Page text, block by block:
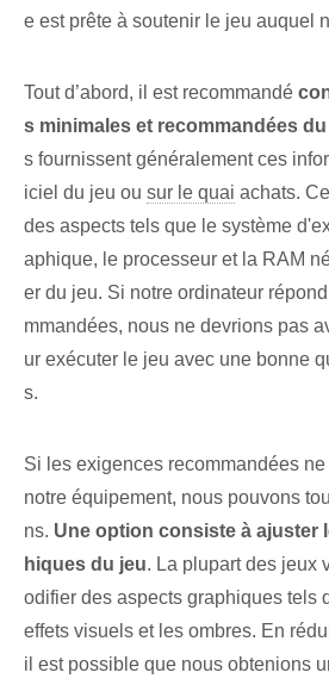
e est prête à soutenir le jeu auquel
Tout d’abord, il est ‌recommandé​
s minimales et recommandées du
s⁣ fournissent généralement ces
iciel du jeu‍ ou sur le quai achats.
des aspects tels que le système
aphique, le processeur et la RAM
er du jeu. Si notre ordinateur
mmandées, nous ne devrions pas
ur exécuter le jeu avec une bonne
s.
Si les exigences recommandées
notre équipement, nous pouvons
ns. Une option consiste à ajuster
hiques du jeu. La plupart des jeux
odifier des aspects graphiques tels
effets visuels et les ombres. En
il est possible que nous obtenions